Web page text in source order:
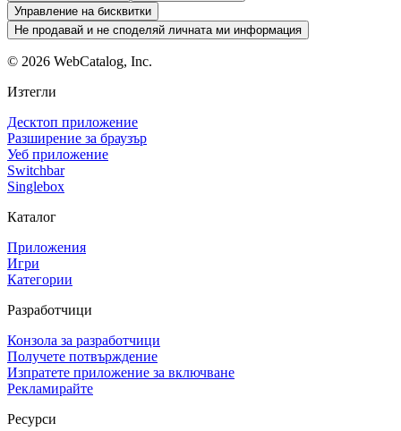
Управление на бисквитки
Не продавай и не споделяй личната ми информация
© 2026 WebCatalog, Inc.
Изтегли
Десктоп приложение
Разширение за браузър
Уеб приложение
Switchbar
Singlebox
Каталог
Приложения
Игри
Категории
Разработчици
Конзола за разработчици
Получете потвърждение
Изпратете приложение за включване
Рекламирайте
Ресурси